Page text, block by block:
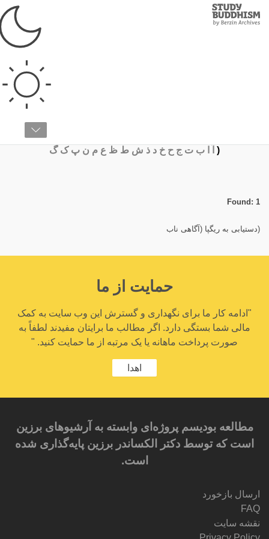
Study
Buddhism
( ب ت ج ح خ د ذ ش ط ظ ع م ن پ ک گ
Found: 1
(دستیابی به ریگپا (آگاهی ناب
حمایت از ما
"ادامه کار ما برای نگهداری و گسترش این وب سایت به کمک
مالی شما بستگی دارد. اگر مطالب ما برایتان مفیدند لطفاً به
صورت پرداخت ماهانه یا یک مرتبه از ما حمایت کنید. "
اهدا
مطالعه بودیسم پروژه‌ای وابسته به آرشیوهای برزین
است که توسط دکتر الکساندر برزین پایه‌گذاری شده
است.
ارسال بازخورد
FAQ
نقشه سایت